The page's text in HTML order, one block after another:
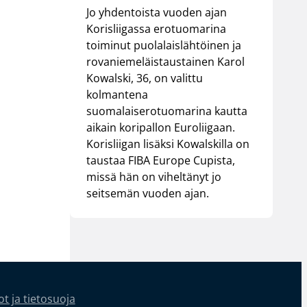
Jo yhdentoista vuoden ajan
Korisliigassa erotuomarina
toiminut puolalaislähtöinen ja
rovaniemeläistaustainen Karol
Kowalski, 36, on valittu
kolmantena
suomalaiserotuomarina kautta
aikain koripallon Euroliigaan.
Korisliigan lisäksi Kowalskilla on
taustaa FIBA Europe Cupista,
missä hän on viheltänyt jo
seitsemän vuoden ajan.
ja tietosuoja